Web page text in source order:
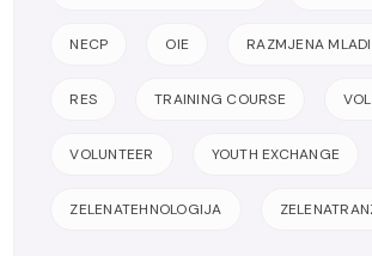
NECP OIE RAZMJENA
RES TRAINING COURSE
VOLUNTEER YOUTH EXCHANGE
ZELENATEHNOLOGIJA